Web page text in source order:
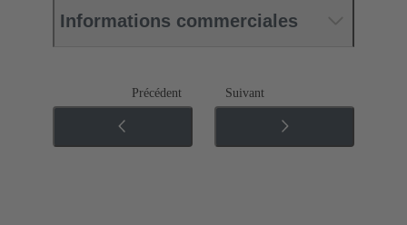
Informations commerciales
Précédent Suivant